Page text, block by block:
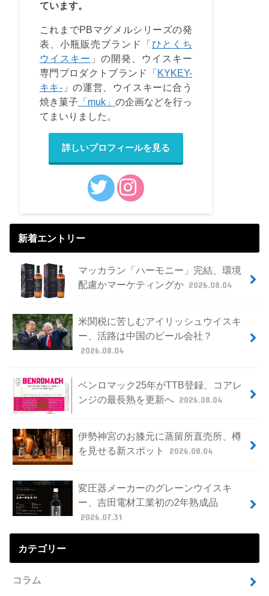
ています。
これまでPBマグメルシリーズの発
表、小瓶販売ブランド「ひとくち
ウイスキー 」の開発、ウイスキー
専門プロダクトブランド「KYKEY-
キキ- 」の運営、ウイスキーに合う
焼き菓子 「muk」 の企画などを行っ
てまいりました。
詳しいプロフィールを見る
新着エントリー
マッカラン「ハーモニー」完結、環境
配慮かマーケティングか 2026.08.04
米関税に苦しむアイリッシュウイスキ
ー、活路は中国のビール会社？
2026.08.04
ベンロマック25年がTTB登録、コアレ
ンジの最長熟を更新へ 2026.08.04
伊勢神宮のお膝元に蒸留所直売所、樽
を見せる新スポット
2026.08.04
変圧器メーカーのグレーンウイスキ
ー、吉田電材工業初の2年熟成品
2026.07.31
カテゴリー
コラム